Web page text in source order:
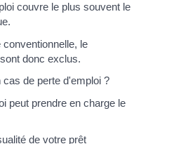
couvre le plus souvent le
le
donc exclus.
de perte d'emploi ?
peut prendre en charge le
de votre prêt